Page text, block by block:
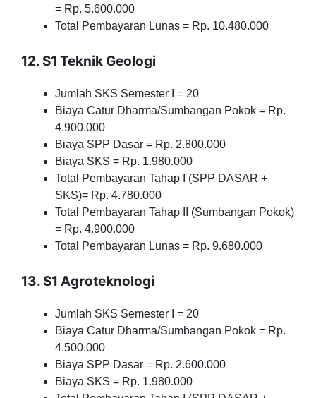
= Rp. 5.600.000
Total Pembayaran Lunas = Rp. 10.480.000
12. S1 Teknik Geologi
Jumlah SKS Semester I = 20
Biaya Catur Dharma/Sumbangan Pokok = Rp.
4.900.000
Biaya SPP Dasar = Rp. 2.800.000
Biaya SKS = Rp. 1.980.000
Total Pembayaran Tahap I (SPP DASAR +
SKS)= Rp. 4.780.000
Total Pembayaran Tahap II (Sumbangan Pokok)
= Rp. 4.900.000
Total Pembayaran Lunas = Rp. 9.680.000
13. S1 Agroteknologi
Jumlah SKS Semester I = 20
Biaya Catur Dharma/Sumbangan Pokok = Rp.
4.500.000
Biaya SPP Dasar = Rp. 2.600.000
Biaya SKS = Rp. 1.980.000